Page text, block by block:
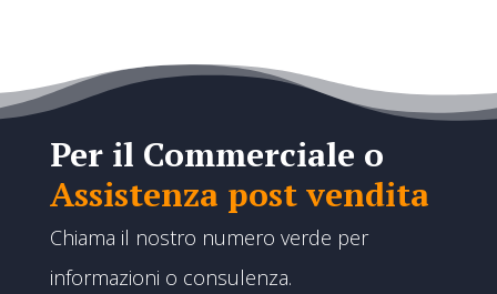
Per il Commerciale o
Assistenza post vendita
Chiama il nostro numero verde per
informazioni o consulenza.